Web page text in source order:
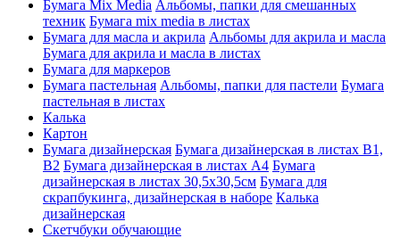
Бумага Mix Media Альбомы, папки для смешанных
техник Бумага mix media в листах
Бумага для масла и акрила Альбомы для акрила и масла
Бумага для акрила и масла в листах
Бумага для маркеров
Бумага пастельная Альбомы, папки для пастели Бумага
пастельная в листах
Калька
Картон
Бумага дизайнерская Бумага дизайнерская в листах В1,
В2 Бумага дизайнерская в листах А4 Бумага
дизайнерская в листах 30,5х30,5см Бумага для
скрапбукинга, дизайнерская в наборе Калька
дизайнерская
Скетчбуки обучающие